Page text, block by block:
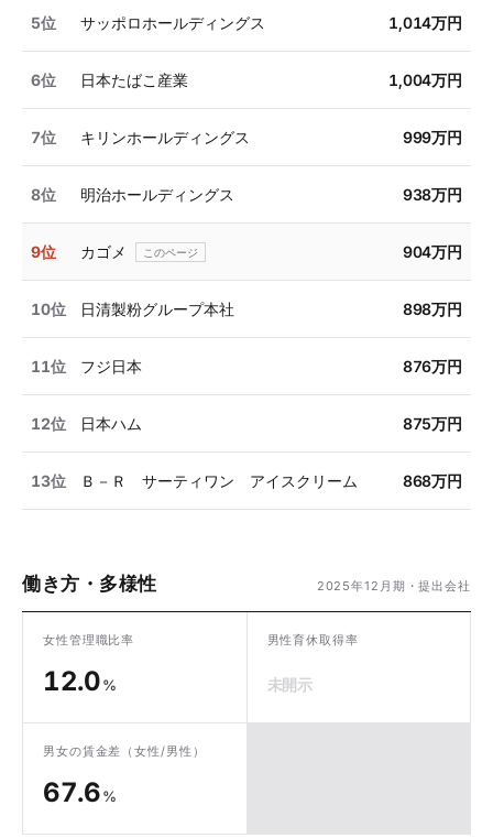
5位 サッポロホールディングス 1,014万円
6位 日本たばこ産業 1,004万円
7位 キリンホールディングス 999万円
8位 明治ホールディングス 938万円
9位 カゴメ 904万円
10位 日清製粉グループ本社 898万円
11位 フジ日本 876万円
12位 日本ハム 875万円
13位 Ｂ－Ｒ サーティワン アイスクリーム 868万円
働き方・多様性 2025年12月期・提出会社
女性管理職比率
12.0%
男性育休取得率
未開示
男女の賃金差 （女性/男性）
67.6%